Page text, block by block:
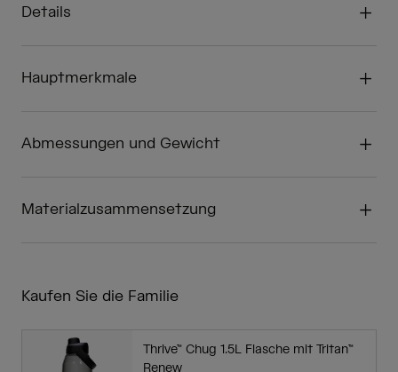
Details
Hauptmerkmale
Abmessungen und Gewicht
Materialzusammensetzung
Kaufen Sie die Familie
Thrive™ Chug 1.5L Flasche mit Tritan™
Renew